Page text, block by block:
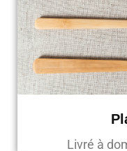
Livré à